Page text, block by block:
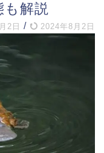
も解説
2日 / 2024年8月2日